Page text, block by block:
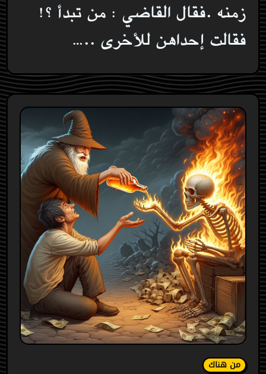
زمنه .فقال القاضي : من تبدأ ؟!
فقالت إحداهن للأخرى ..…
من هناك